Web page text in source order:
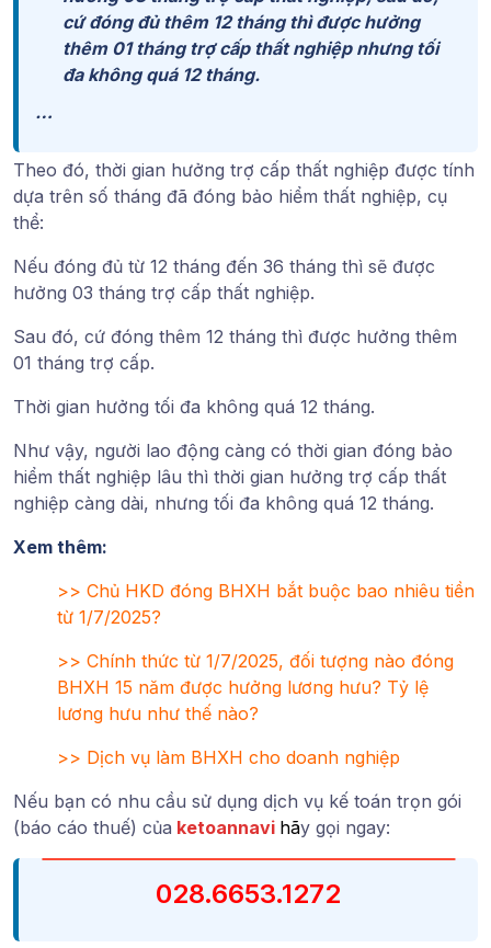
cứ đóng đủ thêm 12 tháng thì được hưởng
thêm 01 tháng trợ cấp thất nghiệp nhưng tối
đa không quá 12 tháng.
…
Theo đó, thời gian hưởng trợ cấp thất nghiệp được tính
dựa trên số tháng đã đóng bảo hiểm thất nghiệp, cụ
thể:
Nếu đóng đủ từ 12 tháng đến 36 tháng thì sẽ được
hưởng 03 tháng trợ cấp thất nghiệp.
Sau đó, cứ đóng thêm 12 tháng thì được hưởng thêm
01 tháng trợ cấp.
Thời gian hưởng tối đa không quá 12 tháng.
Như vậy, người lao động càng có thời gian đóng bảo
hiểm thất nghiệp lâu thì thời gian hưởng trợ cấp thất
nghiệp càng dài, nhưng tối đa không quá 12 tháng.
Xem thêm:
>> Chủ HKD đóng BHXH bắt buộc bao nhiêu tiền
từ 1/7/2025?
>> Chính thức từ 1/7/2025, đối tượng nào đóng
BHXH 15 năm được hưởng lương hưu? Tỷ lệ
lương hưu như thế nào?
>> Dịch vụ làm BHXH cho doanh nghiệp
Nếu bạn có nhu cầu sử dụng dịch vụ kế toán trọn gói
(báo cáo thuế) của ketoannavi hãy gọi ngay:
028.6653.1272